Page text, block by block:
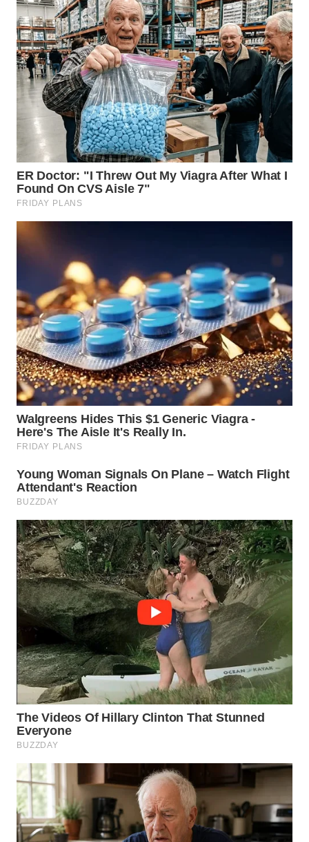
WN
KARO
WN
SIMALUNGUN
WN
LABUHANBATU
WN
TAPANULI
TENGAH
SERDANG
WN
TEBING
TINGGI
WN
PAKPAK
WN
KARAWANG
WN
BEKASI
WN
BOGOR
WN
DEPOK
WN
TAPANULI
UTARA
WN
SAMOSIR
WN
LAWAS
WN
SUMEDANG